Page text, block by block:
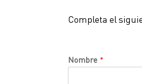
Completa el
Nombre *